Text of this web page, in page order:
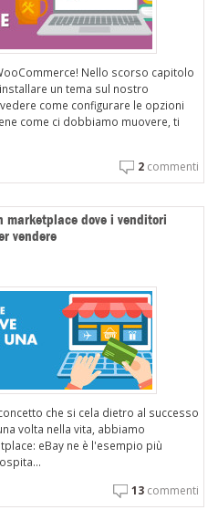
Nello scorso capitolo
un tema sul nostro
come configurare le opzioni
come ci dobbiamo muovere, ti
2 commenti
marketplace dove i venditori
vendere
che si cela dietro al successo
volta nella vita, abbiamo
eBay ne è l'esempio più
13 commenti